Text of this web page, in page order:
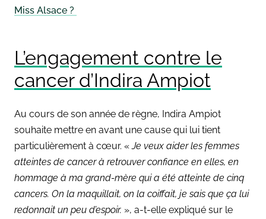
Miss Alsace ?
L’engagement contre le
cancer d’Indira Ampiot
Au cours de son année de règne, Indira Ampiot
souhaite mettre en avant une cause qui lui tient
particulièrement à cœur. «Je veux aider les femmes
atteintes de cancer à retrouver confiance en elles, en
hommage à ma grand-mère qui a été atteinte de cinq
cancers. On la maquillait, on la coiffait, je sais que ça lui
redonnait un peu d’espoir. », a-t-elle expliqué sur le